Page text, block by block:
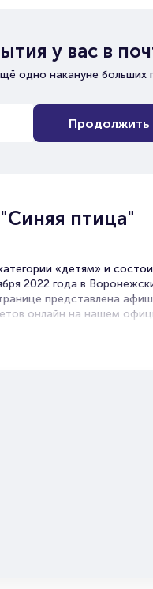
у вас в
одно накануне больших
Продолжить
птица"
«детям» и
2022 года в
представлена
онлайн на нашем